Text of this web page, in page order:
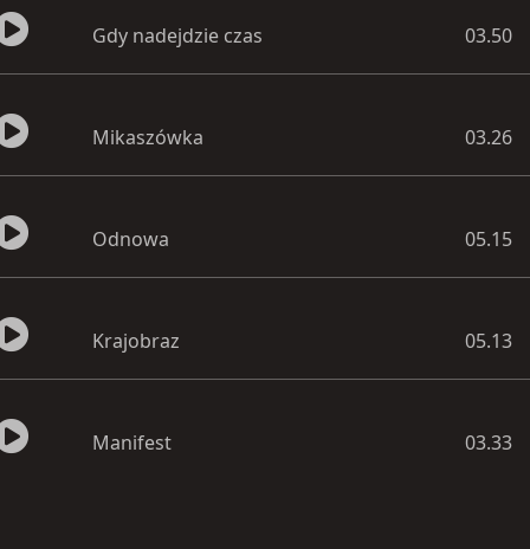
Gdy nadejdzie czas 03.50
Mikaszówka 03.26
Odnowa 05.15
Krajobraz 05.13
Manifest 03.33